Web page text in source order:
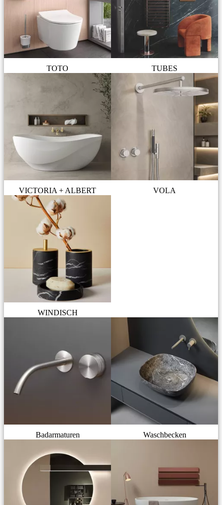
TOTO TUBES
VICTORIA + ALBERT VOLA
WINDISCH
Badarmaturen Waschbecken